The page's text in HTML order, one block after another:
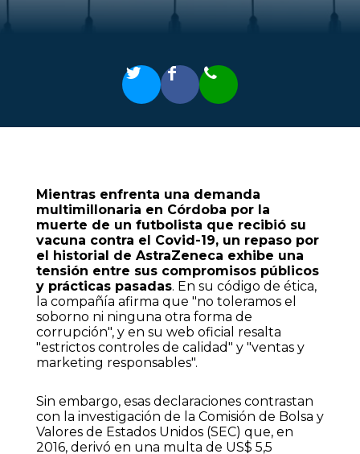
Mientras enfrenta una demanda
multimillonaria en Córdoba por la
muerte de un futbolista que recibió su
vacuna contra el Covid-19, un repaso por
el historial de AstraZeneca exhibe una
tensión entre sus compromisos públicos
y prácticas pasadas. En su código de ética,
la compañía afirma que "no toleramos el
soborno ni ninguna otra forma de
corrupción", y en su web oficial resalta
"estrictos controles de calidad" y "ventas y
marketing responsables".
Sin embargo, esas declaraciones contrastan
con la investigación de la Comisión de Bolsa y
Valores de Estados Unidos (SEC) que, en
2016, derivó en una multa de US$ 5,5